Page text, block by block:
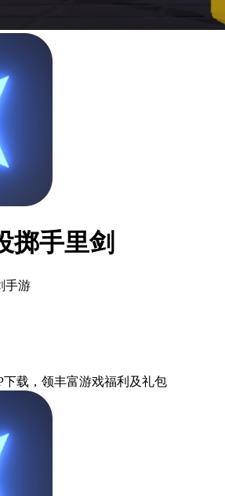
掷手里剑
手游
下载 ，领丰富游戏福利 及礼包